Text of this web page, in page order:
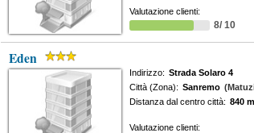
Valutazione clienti:
8/ 10
Eden
Indirizzo: Strada Solaro 4
Città (Zona): Sanremo
Distanza dal centro città: 840 m
Valutazione clienti: